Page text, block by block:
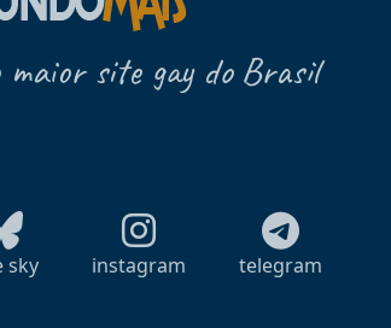
site gay do Brasil
sky instagram telegram